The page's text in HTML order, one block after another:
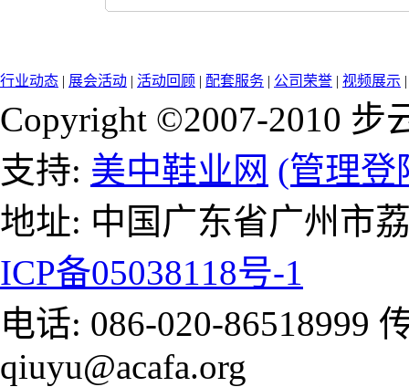
行业动态 | 展会活动 | 活动回顾 | 配套服务 | 公司荣誉 | 视频展示
Copyright ©2007-2010
支持: 美中鞋业网 (管理登
地址: 中国广东省广州市
ICP备05038118号-1
电话: 086-020-86518999
qiuyu@acafa.org